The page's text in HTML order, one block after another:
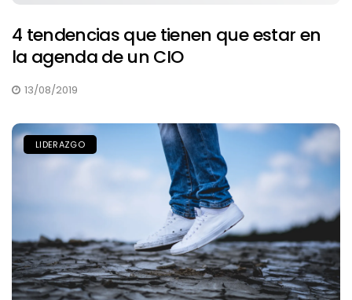
4 tendencias que tienen que estar en
la agenda de un CIO
13/08/2019
LIDERAZGO